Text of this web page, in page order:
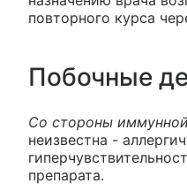
повторного курса
Побочные
Со стороны
неизвестна -
препарата.